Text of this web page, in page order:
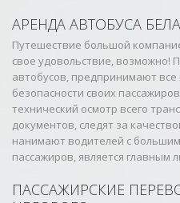
АРЕНДА АВТОБУСА
Путешествие большой
свое удовольствие, возможно!
автобусов, предпринимают
безопасности своих
технический осмотр всего
документов, следят за
нанимают водителей с
пассажиров, является главным
ПАССАЖИРСКИЕ